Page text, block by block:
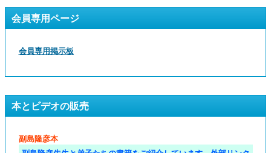
会員専用ページ
会員専用掲示板
本とビデオの販売
副島隆彦本